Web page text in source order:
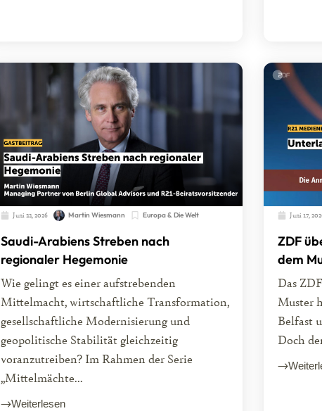
Juni 22, 2026 Martin Wiesmann Europa & Die Welt
Saudi-Arabiens Streben nach
regionaler Hegemonie
Wie gelingt es einer aufstrebenden
Mittelmacht, wirtschaftliche Transformation,
gesellschaftliche Modernisierung und
geopolitische Stabilität gleichzeitig
voranzutreiben? Im Rahmen der Serie
„Mittelmächte...
Weiterlesen
Juni 17,
ZDF
dem
Das
Muster
Belfast
Doch